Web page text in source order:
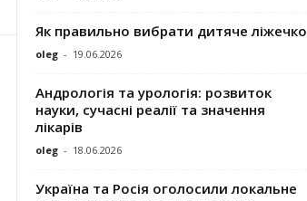
Як правильно вибрати дитяче ліжечко
oleg - 19.06.2026
Андрологія та урологія: розвиток
науки, сучасні реалії та значення
лікарів
oleg - 18.06.2026
Україна та Росія оголосили локальне